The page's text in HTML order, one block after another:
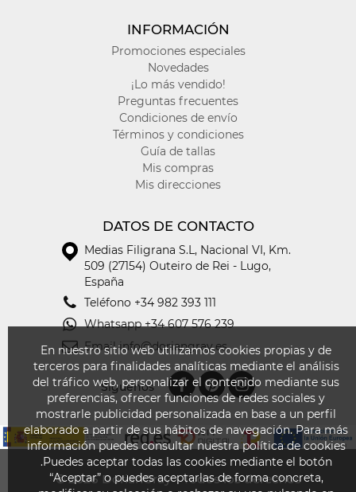
En nuestro sitio web utilizamos cookies propias y de
terceros para finalidades analíticas mediante el análisis
del tráfico web, personalizar el contenido mediante sus
preferencias, ofrecer funciones de redes sociales y
mostrarle publicidad personalizada en base a un perfil
elaborado a partir de sus hábitos de navegación. Para más
información puedes consultar nuestra política de cookies
.Puedes aceptar todas las cookies mediante el botón
“Aceptar” o puedes aceptarlas de forma concreta,
INFORMACIÓN
Promociones especiales
Novedades
¡Lo más vendido!
Preguntas frecuentes
Condiciones de envío
Términos y condiciones
Guía de tallas
Mis compras
Mis direcciones
DATOS DE CONTACTO
Medias Filigrana S.L, Nacional VI, Km.
509 (27154) Outeiro de Rei - Lugo,
España
Teléfono +34 982 393 111
Whatsapp +34 607 576 239
Email info@doriangray.es
Síguenos
© 2026 DorianGray - Todos los derechos